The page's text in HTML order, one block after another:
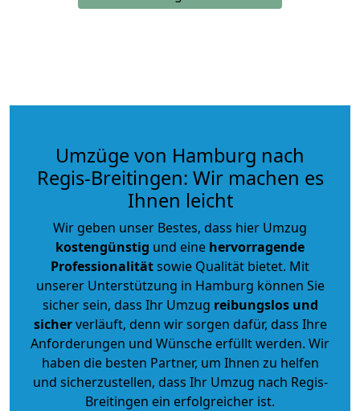
Umzüge von Hamburg nach
Regis-Breitingen: Wir machen es
Ihnen leicht
Wir geben unser Bestes, dass hier Umzug
kostengünstig und eine hervorragende
Professionalitätsowie Qualität bietet. Mit
unserer Unterstützung in Hamburg können Sie
sicher sein, dass Ihr Umzug reibungslos und
sicherverläuft, denn wir sorgen dafür, dass Ihre
Anforderungen und Wünsche erfüllt werden. Wir
haben die besten Partner, um Ihnen zu helfen
und sicherzustellen, dass Ihr Umzug nach Regis-
Breitingen ein erfolgreicher ist.